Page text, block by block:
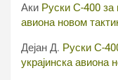
Аки Руски С-400 за
авиона новом
Дејан Д. Руски С-
украјинска авиона